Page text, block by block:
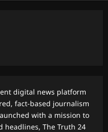
digital news platform
fact-based journalism
with a mission to
headlines, The Truth 24